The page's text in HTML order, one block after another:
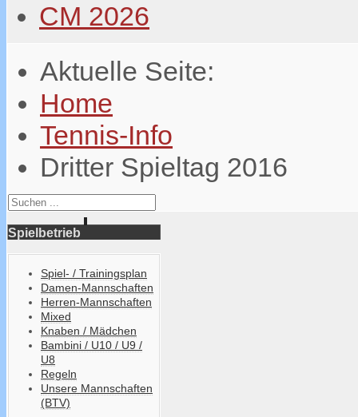
CM 2026
Aktuelle Seite:
Home
Tennis-Info
Dritter Spieltag 2016
Spielbetrieb
Spiel- / Trainingsplan
Damen-Mannschaften
Herren-Mannschaften
Mixed
Knaben / Mädchen
Bambini / U10 / U9 /
U8
Regeln
Unsere Mannschaften
(BTV)